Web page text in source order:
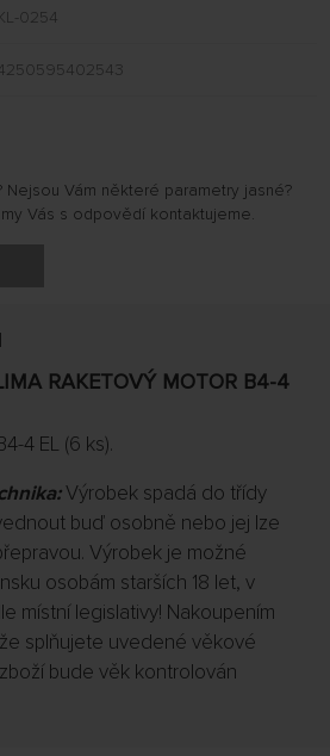
0254
Vám některé parametry jasné?
Vás s odpovědí kontaktujeme.
RAKETOVÝ MOTOR B4-4
4 EL (6 ks).
Výrobek spadá do třídy
buď osobně nebo jej lze
Výrobek je možné
osobám starších 18 let, v
místní legislativy! Nakoupením
splňujete uvedené věkové
bude věk kontrolován